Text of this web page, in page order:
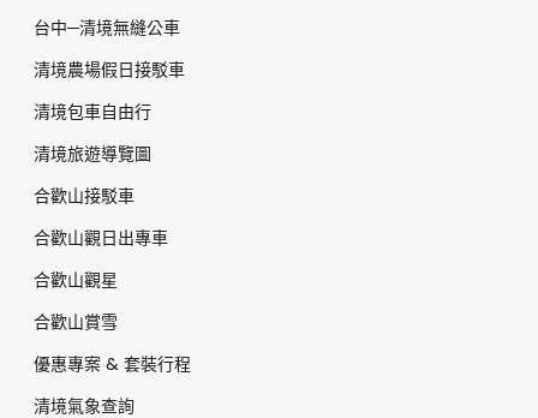
台中─清境無縫公車
清境農場假日接駁車
清境包車自由行
清境旅遊導覽圖
合歡山接駁車
合歡山觀日出專車
合歡山觀星
合歡山賞雪
優惠專案 & 套裝行程
清境氣象查詢